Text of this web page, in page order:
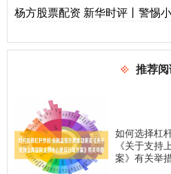
杨方股票配资 新华时评丨警惕
推荐
如何选择杠
《关于支持
案》有关举